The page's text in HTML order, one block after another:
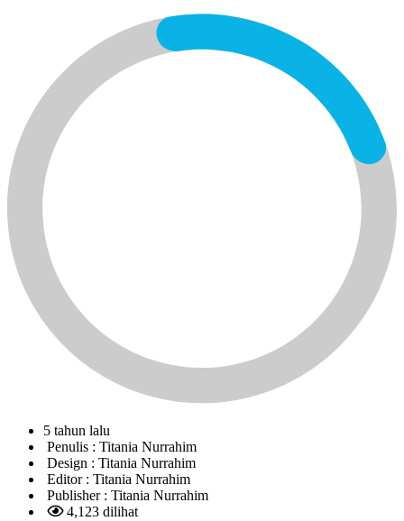
5 tahun lalu
Penulis : Titania Nurrahim
Design : Titania Nurrahim
Editor : Titania Nurrahim
Publisher : Titania Nurrahim
4,123 dilihat